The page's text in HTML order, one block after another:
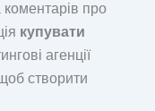
коментарів про
купувати
агенції
створити